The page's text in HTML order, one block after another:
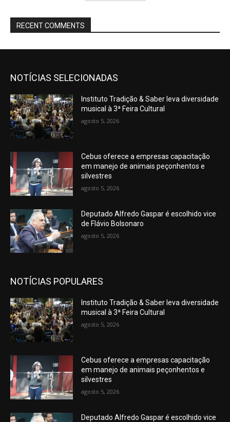
RECENT COMMENTS
NOTÍCIAS SELECIONADAS
Instituto Tradição & Saber leva diversidade
musical à 3ª Feira Cultural
agosto 5, 2026
Cebus oferece a empresas capacitação
em manejo de animais peçonhentos e
silvestres
agosto 5, 2026
Deputado Alfredo Gaspar é escolhido vice
de Flávio Bolsonaro
agosto 5, 2026
NOTÍCIAS POPULARES
Instituto Tradição & Saber leva diversidade
musical à 3ª Feira Cultural
agosto 5, 2026
Cebus oferece a empresas capacitação
em manejo de animais peçonhentos e
silvestres
agosto 5, 2026
Deputado Alfredo Gaspar é escolhido vice